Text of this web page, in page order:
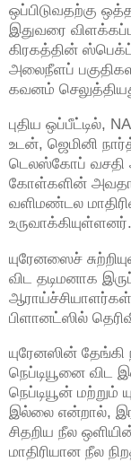
ஒப்பிடுவதற்கு
இதுவரை
கிரகத்தின்
அலைநீளப்
கவனம்
புதிய ஒப்பீட்டில்,
உடன், ஜெமினி
டெலஸ்கோப் வசதி
கோள்களின்
வளிமண்டல
உருவாக்கியுள்ளனர்.
யுரேனஸைச்
விட தடிமனாக
பிளானட்ஸில்
யுரேனஸின்
நெப்டியூனை விட
நெப்டியூன்
இல்லை என்றால்,
சிதறிய நீல
மாதிரியான நீல